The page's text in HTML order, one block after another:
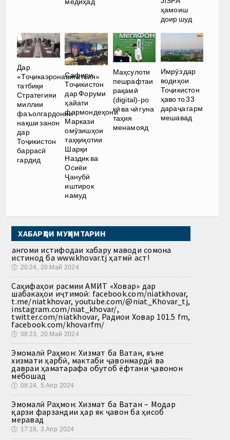
ҳамоиш
доир шуд
Дар
«Тоҷикаэронавигатсия»
татбиқи
Стратегияи
миллии
фаъолгардонии
нақши занон
дар
Тоҷикистон
баррасӣ
гардид
Сафири
Тоҷикистон
дар Форуми
ҳайати
фармондеҳони
Маркази
омӯзишҳои
таҳқиқотии
Шарқи
Наздик ва
Осиёи
Ҷанубӣ
иштирок
намуд
Маҳсулоти
пешрафтаи
рақамӣ
(digital)-ро
кӣ ва чӣ гуна
таҳия
менамояд
Имрӯз дар
водиҳои
Тоҷикистон
ҳаво то 33
дараҷа гарм
мешавад
ХАБАРҲОИ МУҲИМТАРИН
Ҳангоми истифодаи хабару маводи сомона
истинод ба www.khovar.tj ҳатмӣ аст!
🕔 20:24, 20.Май 2024
Саҳифаҳои расмии АМИТ «Ховар» дар
шабакаҳои иҷтимоӣ: facebook.com/niatkhovar,
t.me/niatkhovar, youtube.com/@niat_Khovar_tj,
instagram.com/niat_khovar/,
twitter.com/niatkhovar, Радиои Ховар 101.5 fm,
facebook.com/khovarfm/
🕔 08:23, 20.Май 2024
Эмомалӣ Раҳмон: Хизмат ба Ватан, яъне
хизмати ҳарбӣ, мактаби ҷавонмардӣ ва
давраи ҳаматарафа обутоб ёфтани ҷавонон
мебошад
🕔 08:24, 5.Апр 2024
Эмомалӣ Раҳмон: Хизмат ба Ватан – Модар
қарзи фарзандии ҳар як ҷавон ба ҳисоб
меравад
🕔 17:18, 3.Апр 2024